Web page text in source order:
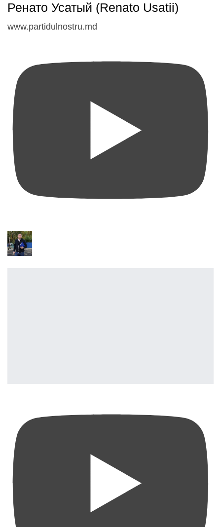
Ренато Усатый (Renato Usatii)
www.partidulnostru.md